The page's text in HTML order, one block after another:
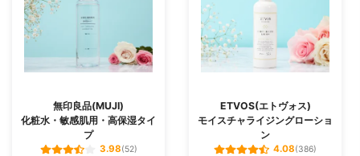
無印良品(MUJI)
化粧水・敏感肌用・高保湿タイ
プ
3.98(52)
ETVOS(エトヴォス)
モイスチャライジングローショ
ン
4.08(386)